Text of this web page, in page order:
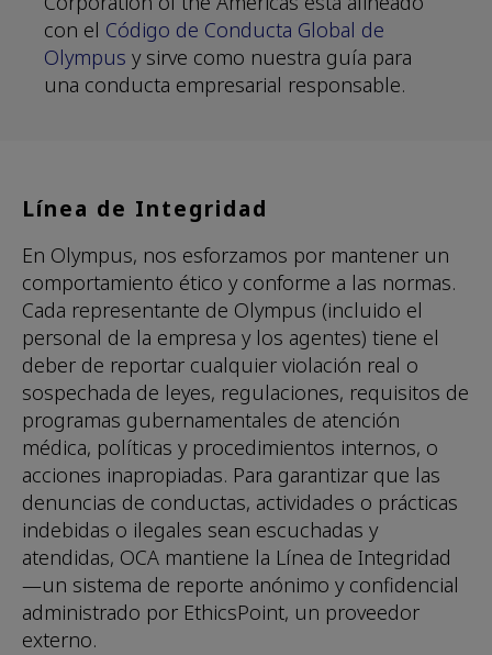
con el Código de Conducta Global de
Olympus y sirve como nuestra guía para
una conducta empresarial responsable.
Línea de Integridad
En Olympus, nos esforzamos por mantener un
comportamiento ético y conforme a las normas.
Cada representante de Olympus (incluido el
personal de la empresa y los agentes) tiene el
deber de reportar cualquier violación real o
sospechada de leyes, regulaciones, requisitos de
programas gubernamentales de atención
médica, políticas y procedimientos internos, o
acciones inapropiadas. Para garantizar que las
denuncias de conductas, actividades o prácticas
indebidas o ilegales sean escuchadas y
atendidas, OCA mantiene la Línea de Integridad
—un sistema de reporte anónimo y confidencial
administrado por EthicsPoint, un proveedor
externo.